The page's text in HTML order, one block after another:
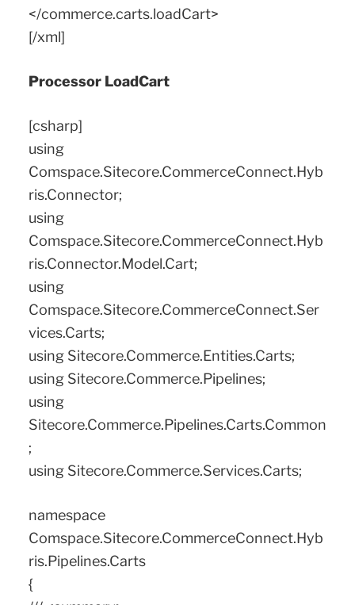
</commerce.carts.loadCart>
[/xml]
Processor LoadCart
[csharp]
using
Comspace.Sitecore.CommerceConnect.Hyb
ris.Connector;
using
Comspace.Sitecore.CommerceConnect.Hyb
ris.Connector.Model.Cart;
using
Comspace.Sitecore.CommerceConnect.Ser
vices.Carts;
using Sitecore.Commerce.Entities.Carts;
using Sitecore.Commerce.Pipelines;
using
Sitecore.Commerce.Pipelines.Carts.Common
;
using Sitecore.Commerce.Services.Carts;
namespace
Comspace.Sitecore.CommerceConnect.Hyb
ris.Pipelines.Carts
{